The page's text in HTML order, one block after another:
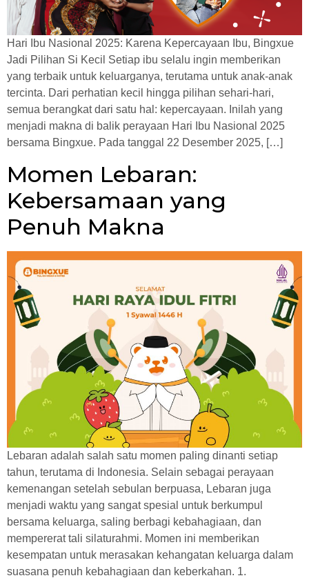
Hari Ibu Nasional 2025: Karena Kepercayaan Ibu, Bingxue
Jadi Pilihan Si Kecil Setiap ibu selalu ingin memberikan
yang terbaik untuk keluarganya, terutama untuk anak-anak
tercinta. Dari perhatian kecil hingga pilihan sehari-hari,
semua berangkat dari satu hal: kepercayaan. Inilah yang
menjadi makna di balik perayaan Hari Ibu Nasional 2025
bersama Bingxue. Pada tanggal 22 Desember 2025, […]
Momen Lebaran:
Kebersamaan yang
Penuh Makna
Lebaran adalah salah satu momen paling dinanti setiap
tahun, terutama di Indonesia. Selain sebagai perayaan
kemenangan setelah sebulan berpuasa, Lebaran juga
menjadi waktu yang sangat spesial untuk berkumpul
bersama keluarga, saling berbagi kebahagiaan, dan
mempererat tali silaturahmi. Momen ini memberikan
kesempatan untuk merasakan kehangatan keluarga dalam
suasana penuh kebahagiaan dan keberkahan. 1.